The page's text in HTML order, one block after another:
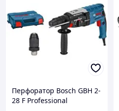
Перфоратор Bosch GBH 2-
28 F Professional